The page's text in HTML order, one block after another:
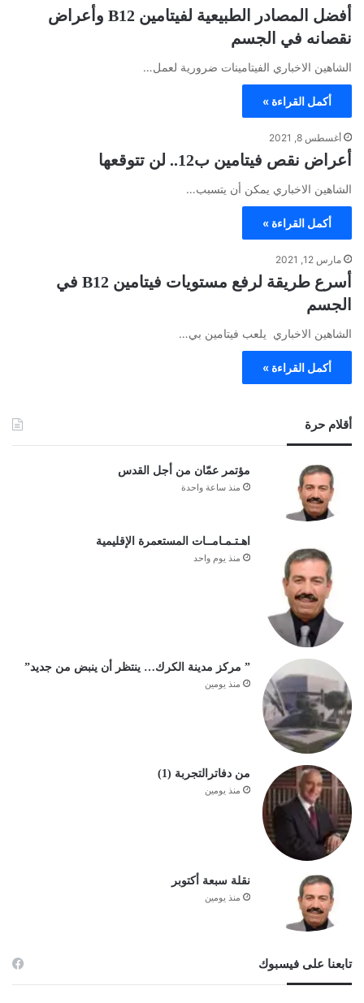
أفضل المصادر الطبيعية لفيتامين B12 وأعراض
نقصانه في الجسم
الشاهين الاخباري الفيتامينات ضرورية لعمل…
أكمل القراءة »
أغسطس 8, 2021
أعراض نقص فيتامين ب12.. لن تتوقعها
الشاهين الاخباري يمكن أن يتسبب…
أكمل القراءة »
مارس 12, 2021
أسرع طريقة لرفع مستويات فيتامين B12 في
الجسم
الشاهين الاخباري يلعب فيتامين بي…
أكمل القراءة »
أقلام حرة
مؤتمر عمّان من أجل القدس
منذ ساعة واحدة
اهـتـمـامــات المستعمرة الإقليمية
منذ يوم واحد
” مركز مدينة الكرك… ينتظر أن ينبض من جديد”
منذ يومين
من دفاترالتجربة (1)
منذ يومين
نقلة سبعة أكتوبر
منذ يومين
تابعنا على فيسبوك